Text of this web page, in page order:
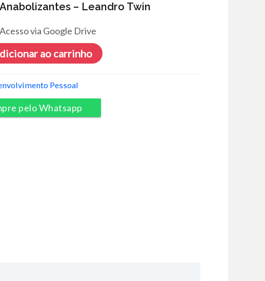
– Leandro Twin
Acesso via Google Drive
ao carrinho
Pessoal
pelo Whatsapp